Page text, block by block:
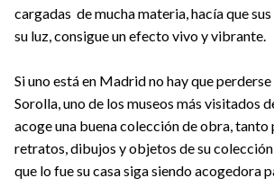
cargadas de mucha materia, hacía que
su luz, consigue un efecto vivo y vibrante.
Si uno está en Madrid no hay que
Sorolla, uno de los museos más visitados
acoge una buena colección de obra, tanto
retratos, dibujos y objetos de su colección
que lo fue su casa siga siendo acogedora